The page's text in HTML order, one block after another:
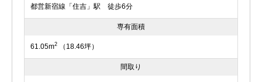
都営新宿線「住吉」駅 徒歩6分
専有面積
61.05m2 （18.46坪）
間取り